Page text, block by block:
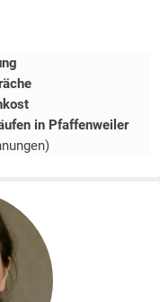
in Pfaffenweiler